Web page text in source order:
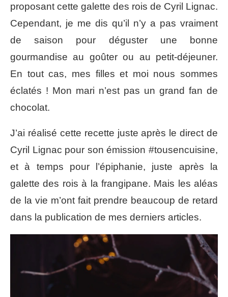
proposant cette galette des rois de Cyril Lignac.
Cependant, je me dis qu’il n’y a pas vraiment
de saison pour déguster une bonne
gourmandise au goûter ou au petit-déjeuner.
En tout cas, mes filles et moi nous sommes
éclatés ! Mon mari n’est pas un grand fan de
chocolat.
J’ai réalisé cette recette juste après le direct de
Cyril Lignac pour son émission #tousencuisine,
et à temps pour l’épiphanie, juste après la
galette des rois à la frangipane. Mais les aléas
de la vie m’ont fait prendre beaucoup de retard
dans la publication de mes derniers articles.